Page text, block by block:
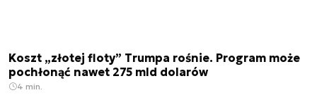
Koszt „złotej floty” Trumpa rośnie. Program może
pochłonąć nawet 275 mld dolarów
4 min.